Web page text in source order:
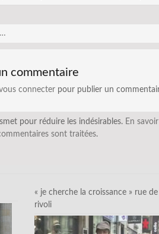
commentaire
connecter pour publier un
pour réduire les indésirables. En
sont traitées.
« je cherche la croissance » rue de
rivoli